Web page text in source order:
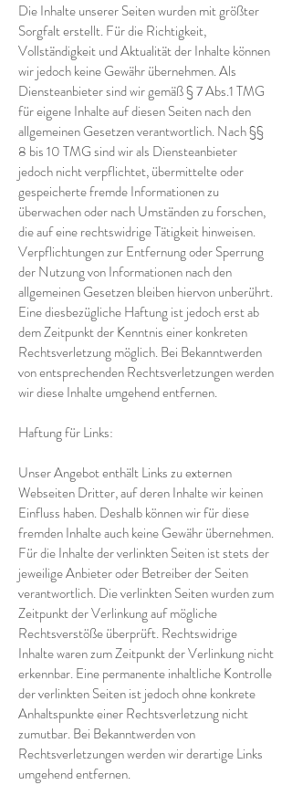
Die Inhalte unserer Seiten wurden mit größter
Sorgfalt erstellt. Für die Richtigkeit,
Vollständigkeit und Aktualität der Inhalte können
wir jedoch keine Gewähr übernehmen. Als
Diensteanbieter sind wir gemäß § 7 Abs.1 TMG
für eigene Inhalte auf diesen Seiten nach den
allgemeinen Gesetzen verantwortlich. Nach §§
8 bis 10 TMG sind wir als Diensteanbieter
jedoch nicht verpflichtet, übermittelte oder
gespeicherte fremde Informationen zu
überwachen oder nach Umständen zu forschen,
die auf eine rechtswidrige Tätigkeit hinweisen.
Verpflichtungen zur Entfernung oder Sperrung
der Nutzung von Informationen nach den
allgemeinen Gesetzen bleiben hiervon unberührt.
Eine diesbezügliche Haftung ist jedoch erst ab
dem Zeitpunkt der Kenntnis einer konkreten
Rechtsverletzung möglich. Bei Bekanntwerden
von entsprechenden Rechtsverletzungen werden
wir diese Inhalte umgehend entfernen.
Haftung für Links:
Unser Angebot enthält Links zu externen
Webseiten Dritter, auf deren Inhalte wir keinen
Einfluss haben. Deshalb können wir für diese
fremden Inhalte auch keine Gewähr übernehmen.
Für die Inhalte der verlinkten Seiten ist stets der
jeweilige Anbieter oder Betreiber der Seiten
verantwortlich. Die verlinkten Seiten wurden zum
Zeitpunkt der Verlinkung auf mögliche
Rechtsverstöße überprüft. Rechtswidrige
Inhalte waren zum Zeitpunkt der Verlinkung nicht
erkennbar. Eine permanente inhaltliche Kontrolle
der verlinkten Seiten ist jedoch ohne konkrete
Anhaltspunkte einer Rechtsverletzung nicht
zumutbar. Bei Bekanntwerden von
Rechtsverletzungen werden wir derartige Links
umgehend entfernen.